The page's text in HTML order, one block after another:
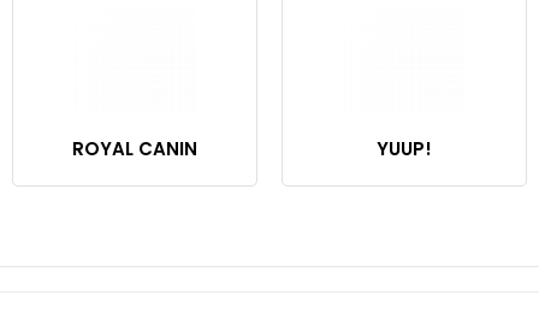
ROYAL CANIN YUUP!